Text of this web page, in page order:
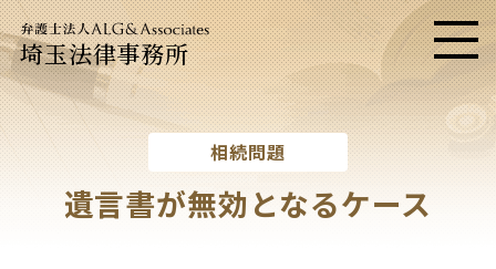
埼玉法律事務所 メニ
相続問題
遺言書が無効となるケース